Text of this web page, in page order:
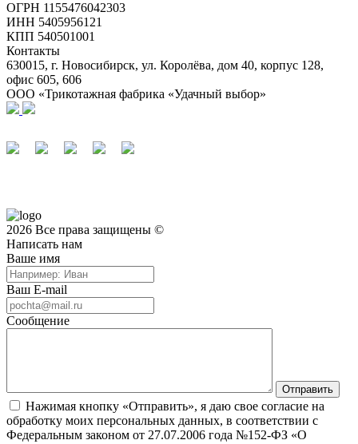
ОГРН 1155476042303
ИНН 5405956121
КПП 540501001
Контакты
630015, г. Новосибирск, ул. Королёва, дом 40, корпус 128,
офис 605, 606
ООО «Трикотажная фабрика «Удачный выбор»
2026 Все права защищены ©
Написать нам
Ваше имя
Ваш E-mail
Сообщение
Нажимая кнопку «Отправить», я даю свое согласие на
обработку моих персональных данных, в соответствии с
Федеральным законом от 27.07.2006 года №152-ФЗ «О